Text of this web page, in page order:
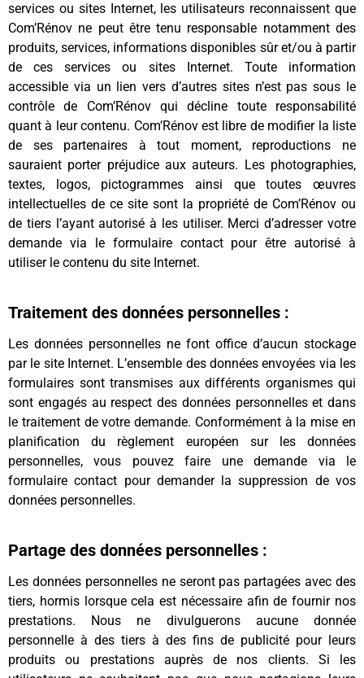
services ou sites Internet, les utilisateurs reconnaissent que
Com’Rénov ne peut être tenu responsable notamment des
produits, services, informations disponibles sûr et/ou à partir
de ces services ou sites Internet. Toute information
accessible via un lien vers d’autres sites n’est pas sous le
contrôle de Com’Rénov qui décline toute responsabilité
quant à leur contenu. Com’Rénov est libre de modifier la liste
de ses partenaires à tout moment, reproductions ne
sauraient porter préjudice aux auteurs. Les photographies,
textes, logos, pictogrammes ainsi que toutes œuvres
intellectuelles de ce site sont la propriété de Com’Rénov ou
de tiers l’ayant autorisé à les utiliser. Merci d’adresser votre
demande via le formulaire contact pour être autorisé à
utiliser le contenu du site Internet.
Traitement des données personnelles :
Les données personnelles ne font office d’aucun stockage
par le site Internet. L’ensemble des données envoyées via les
formulaires sont transmises aux différents organismes qui
sont engagés au respect des données personnelles et dans
le traitement de votre demande. Conformément à la mise en
planification du règlement européen sur les données
personnelles, vous pouvez faire une demande via le
formulaire contact pour demander la suppression de vos
données personnelles.
Partage des données personnelles :
Les données personnelles ne seront pas partagées avec des
tiers, hormis lorsque cela est nécessaire afin de fournir nos
prestations. Nous ne divulguerons aucune donnée
personnelle à des tiers à des fins de publicité pour leurs
produits ou prestations auprès de nos clients. Si les